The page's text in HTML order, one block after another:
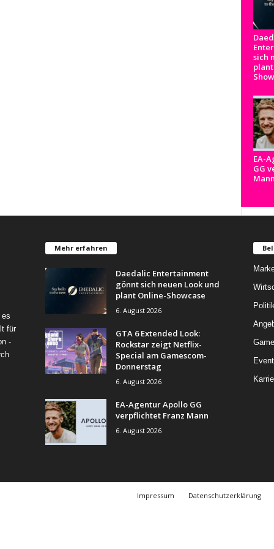
sich
EA-
GG
für
-
Mehr erfahren
Daedalic Entertainment
gönnt sich neuen Look und
plant Online-Showcase
6. August 2026
GTA 6 Extended Look:
Rockstar zeigt Netflix-
Special am Gamescom-
Donnerstag
6. August 2026
EA-Agentur Apollo GG
verpflichtet Franz Mann
6. August 2026
Impressum Datenschutzerklärung